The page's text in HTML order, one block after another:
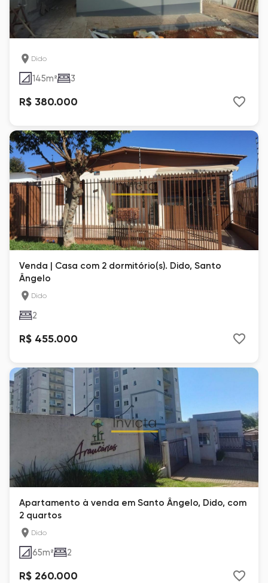
Dido
145m² 3
R$ 380.000
Venda | Casa com 2 dormitório(s). Dido, Santo
Ângelo
Dido
2
R$ 455.000
Apartamento à venda em Santo Ângelo, Dido, com
2 quartos
Dido
65m² 2
R$ 260.000